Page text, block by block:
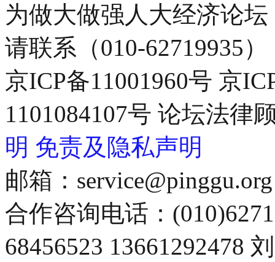
为做大做强人大经济论
请联系（010-62719935）
京ICP备11001960号 京
1101084107号 论坛法律
明 免责及隐私声明
邮箱：service@pinggu.org
合作咨询电话：
68456523 13661292478